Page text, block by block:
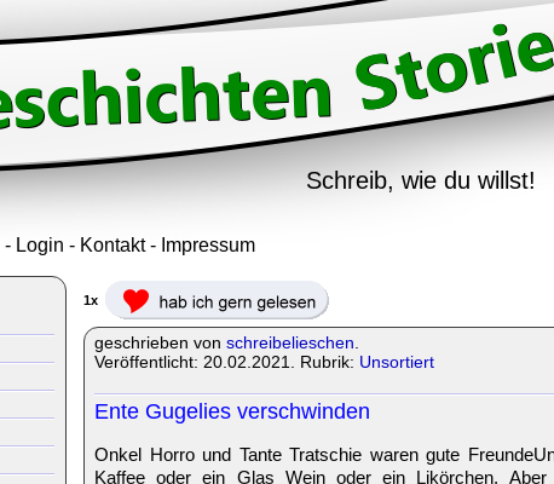
Schreib, wie du willst!
- Login - Kontakt- Impressum
1x
geschrieben von schreibelieschen
Veröffentlicht: 20.02.2021. Rubrik: Unsortiert
Ente Gugelies verschwinden
Onkel Horro und Tante Tratschie waren gute
Kaffee oder ein Glas Wein oder ein Likörchen.